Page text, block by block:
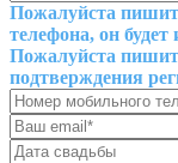
Пожалуйста
телефона, он будет
Пожалуйста
подтверждения